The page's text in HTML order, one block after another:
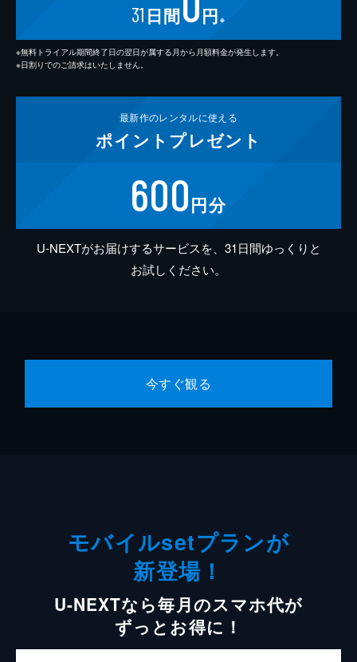
31 日間 円 ※
※無料トライアル期間終了日の翌日が属する月から月額料金が発生します。
※日割りでのご請求はいたしません。
最新作のレンタルに使える
ポイント プレゼント
600円分
U-NEXTがお届けするサービスを、31日間ゆっくりと
お試しください。
今すぐ観る
モバイルsetプランが
新登場！
U-NEXTなら毎月のスマホ代が
ずっとお得に！